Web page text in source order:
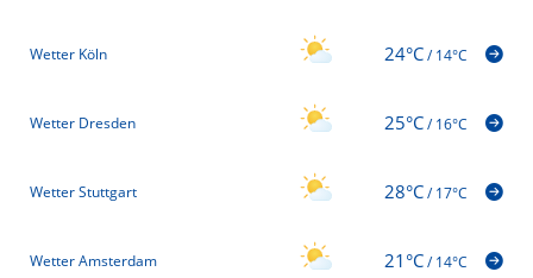
Wetter Köln 24°C/14°C
Wetter Dresden 25°C/16°C
Wetter Stuttgart 28°C/17°C
Wetter Amsterdam 21°C/14°C